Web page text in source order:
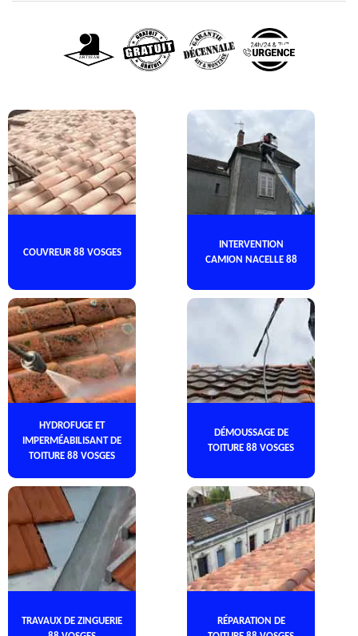
COUVREUR 88 VOSGES
INTERVENTION
CAMION NACELLE 88
HYDROFUGE ET
IMPERMÉABILISANT DE
TOITURE 88 VOSGES
DÉMOUSSAGE DE
TOITURE 88 VOSGES
TRAVAUX DE ZINGUERIE
RÉPARATION DE